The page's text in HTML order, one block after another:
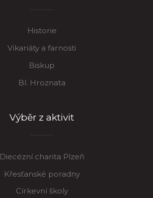
Historie
Vikariáty a farnosti
Biskup
Bl. Hroznata
Výběr z aktivit
Diecézní charita Plzeň
Křesťanské poradny
Církevní školy